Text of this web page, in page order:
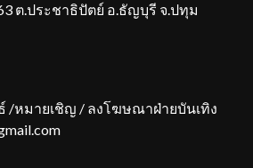
ต.ประชาธิปัตย์ อ.ธัญบุรี จ.ปทุม
/หมายเชิญ / ลงโฆษณาฝ่ายบันเทิง